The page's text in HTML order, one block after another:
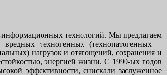
технологий. Мы предлагаем
техногенных (технопатогенных −
нагрузок и отягощений, сохранения и
энергией жизни. С 1990-ых годов
эффективности, снискали заслуженное